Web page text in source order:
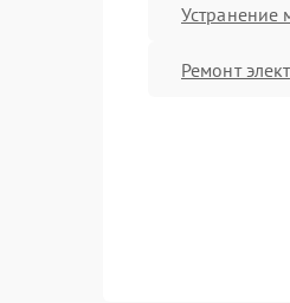
Устранение
Ремонт